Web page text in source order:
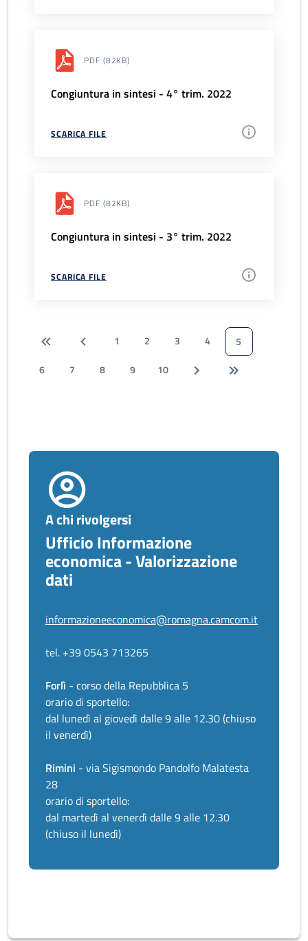
PDF (82KB)
Congiuntura in sintesi - 4° trim. 2022
SCARICA FILE
PDF (82KB)
Congiuntura in sintesi - 3° trim. 2022
SCARICA FILE
1 2 3 4
5
6
7 8 9 10
A chi rivolgersi
Ufficio Informazione
economica - Valorizzazione
dati
informazioneeconomica@romagna.camcom.it
tel. +39 0543 713265
Forlì - corso della Repubblica 5
orario di sportello:
dal lunedì al giovedì dalle 9 alle 12.30 (chiuso
il venerdì)
Rimini - via Sigismondo Pandolfo Malatesta
28
orario di sportello:
dal martedì al venerdì dalle 9 alle 12.30
(chiuso il lunedì)